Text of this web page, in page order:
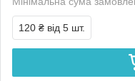
120 ₴ від 5 шт.